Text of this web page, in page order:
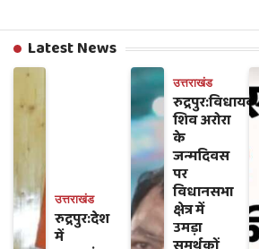
Latest News
उत्तराखंड
रुद्रपुर:देश
में
उत्तराखंड
रुद्रपुर:विधायक
शिव अरोरा
के
जन्मदिवस
पर
विधानसभा
क्षेत्र में
उमड़ा